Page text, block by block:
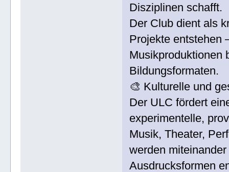
Disziplinen schafft.
Der Club dient als
Projekte entstehen
Musikproduktionen
Bildungsformaten.
🎨 Kulturelle und
Der ULC fördert
experimentelle,
Musik, Theater,
werden
Ausdrucksformen